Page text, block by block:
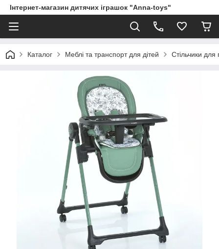
Інтернет-магазин дитячих іграшок "Anna-toys"
Каталог Меблі та транспорт для дітей Стільчики для